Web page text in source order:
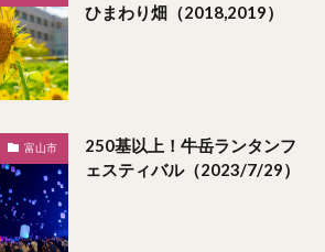
ひまわり畑（2018,2019）
富山市
250基以上！牛岳ランタンフ
ェスティバル（2023/7/29）